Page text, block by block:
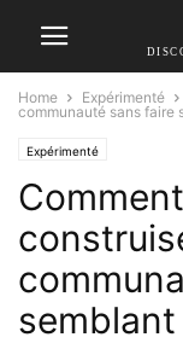
Home Expérimenté
communauté sans faire
Expérimenté
semblant